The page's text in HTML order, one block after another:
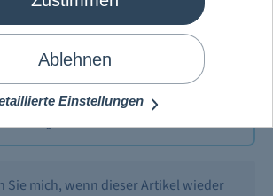
zzgl.Versandkosten
Merken
Sie mich, wenn dieser Artikel wieder
Ablehnen
Einstellungen